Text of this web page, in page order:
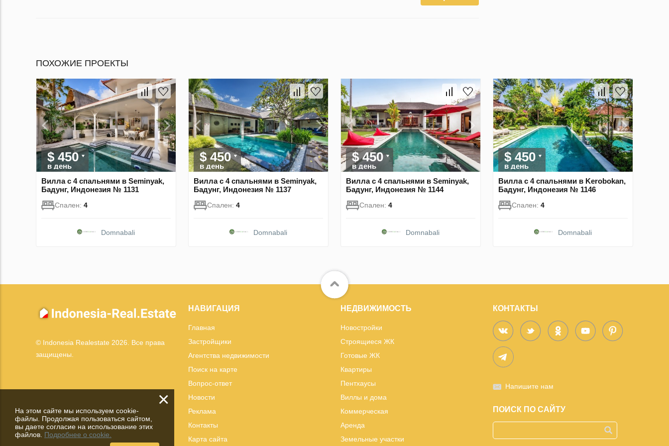
ПОХОЖИЕ ПРОЕКТЫ
$ 450
в день
Вилла с 4 спальнями в Seminyak,
Бадунг, Индонезия № 1131
Спален: 4
Domnabali
$ 450
в день
Вилла с 4 спальнями в Seminyak,
Бадунг, Индонезия № 1137
Спален: 4
Domnabali
$ 450
в день
Вилла с 4 спальнями в Seminyak,
Бадунг, Индонезия № 1144
Спален: 4
Domnabali
$ 450
в день
Вилла с 4 спальнями в Kerobokan,
Бадунг, Индонезия № 1146
Спален: 4
Domnabali
© Indonesia Realestate 2026. Все права
защищены.
НАВИГАЦИЯ
Главная
Застройщики
Агентства недвижимости
Поиск на карте
Вопрос-ответ
Новости
Реклама
Контакты
Карта сайта
НЕДВИЖИМОСТЬ
Новостройки
Строящиеся ЖК
Готовые ЖК
Квартиры
Пентхаусы
Виллы и дома
Коммерческая
Аренда
Земельные участки
КОНТАКТЫ
Напишите нам
ПОИСК ПО САЙТУ
×
На этом сайте мы используем cookie-
файлы. Продолжая пользоваться сайтом,
вы даете согласие на использование этих
файлов. Подробнее о cookie.